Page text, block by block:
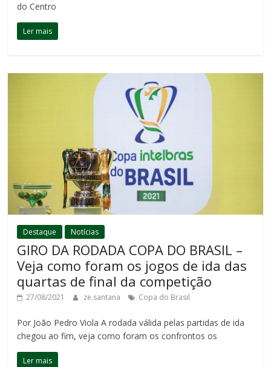
do Centro
Ler mais
Destaque Notícias
GIRO DA RODADA COPA DO BRASIL –
Veja como foram os jogos de ida das
quartas de final da competição
27/08/2021 ze.santana Copa do Brasil
Por João Pedro Viola A rodada válida pelas partidas de ida
chegou ao fim, veja como foram os confrontos os
Ler mais